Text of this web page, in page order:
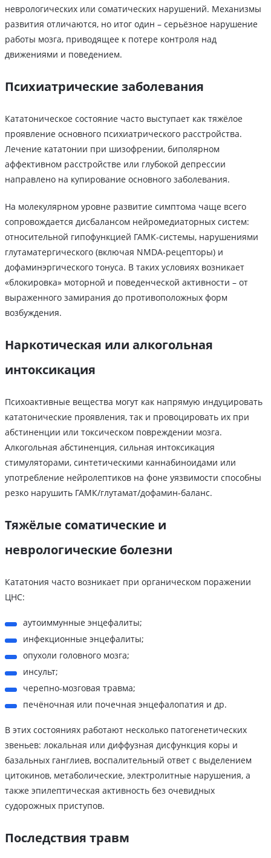
неврологических или соматических нарушений. Механизмы
развития отличаются, но итог один – серьёзное нарушение
работы мозга, приводящее к потере контроля над
движениями и поведением.
Психиатрические заболевания
Кататоническое состояние часто выступает как тяжёлое
проявление основного психиатрического расстройства.
Лечение кататонии при шизофрении, биполярном
аффективном расстройстве или глубокой депрессии
направлено на купирование основного заболевания.
На молекулярном уровне развитие симптома чаще всего
сопровождается дисбалансом нейромедиаторных систем:
относительной гипофункцией ГАМК-системы, нарушениями
глутаматергического (включая NMDA-рецепторы) и
дофаминэргического тонуса. В таких условиях возникает
«блокировка» моторной и поведенческой активности – от
выраженного замирания до противоположных форм
возбуждения.
Наркотическая или алкогольная
интоксикация
Психоактивные вещества могут как напрямую индуцировать
кататонические проявления, так и провоцировать их при
абстиненции или токсическом повреждении мозга.
Алкогольная абстиненция, сильная интоксикация
стимуляторами, синтетическими каннабиноидами или
употребление нейролептиков на фоне уязвимости способны
резко нарушить ГАМК/глутамат/дофамин-баланс.
Тяжёлые соматические и
неврологические болезни
Кататония часто возникает при органическом поражении
ЦНС:
аутоиммунные энцефалиты;
инфекционные энцефалиты;
опухоли головного мозга;
инсульт;
черепно-мозговая травма;
печёночная или почечная энцефалопатия и др.
В этих состояниях работают несколько патогенетических
звеньев: локальная или диффузная дисфункция коры и
базальных ганглиев, воспалительный ответ с выделением
цитокинов, метаболические, электролитные нарушения, а
также эпилептическая активность без очевидных
судорожных приступов.
Последствия травм